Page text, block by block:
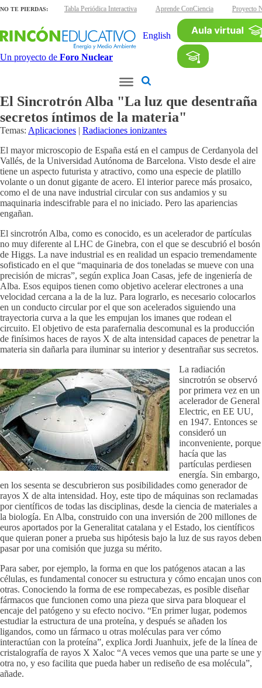
NO TE PIERDAS:
interactivas Tabla Periódica Interactiva Aprende ConCiencia Proyecto
Un proyecto de Foro Nuclear
English
El Sincrotrón Alba "La luz que desentraña
secretos íntimos de la materia"
Temas: Aplicaciones | Radiaciones ionizantes
El mayor microscopio de España está en el campus de Cerdanyola del
Vallés, de la Universidad Autónoma de Barcelona. Visto desde el aire
tiene un aspecto futurista y atractivo, como una especie de platillo
volante o un donut gigante de acero. El interior parece más prosaico,
como el de una nave industrial circular con sus andamios y su
maquinaria indescifrable para el no iniciado. Pero las apariencias
engañan.
El sincrotrón Alba, como es conocido, es un acelerador de partículas
no muy diferente al LHC de Ginebra, con el que se descubrió el bosón
de Higgs. La nave industrial es en realidad un espacio tremendamente
sofisticado en el que “maquinaria de dos toneladas se mueve con una
precisión de micras”, según explica Joan Casas, jefe de ingeniería de
Alba. Esos equipos tienen como objetivo acelerar electrones a una
velocidad cercana a la de la luz. Para lograrlo, es necesario colocarlos
en un conducto circular por el que son acelerados siguiendo una
trayectoria curva a la que les empujan los imanes que rodean el
circuito. El objetivo de esta parafernalia descomunal es la producción
de finísimos haces de rayos X de alta intensidad capaces de penetrar la
materia sin dañarla para iluminar su interior y desentrañar sus secretos.
La radiación
sincrotrón se observó
por primera vez en un
acelerador de General
Electric, en EE UU,
en 1947. Entonces se
consideró un
inconveniente, porque
hacía que las
partículas perdiesen
energía. Sin embargo,
en los sesenta se descubrieron sus posibilidades como generador de
rayos X de alta intensidad. Hoy, este tipo de máquinas son reclamadas
por científicos de todas las disciplinas, desde la ciencia de materiales a
la biología. En Alba, construido con una inversión de 200 millones de
euros aportados por la Generalitat catalana y el Estado, los científicos
que quieran poner a prueba sus hipótesis bajo la luz de sus rayos deben
pasar por una comisión que juzga su mérito.
Para saber, por ejemplo, la forma en que los patógenos atacan a las
células, es fundamental conocer su estructura y cómo encajan unos con
otras. Conociendo la forma de ese rompecabezas, es posible diseñar
fármacos que funcionen como una pieza que sirva para bloquear el
encaje del patógeno y su efecto nocivo. “En primer lugar, podemos
estudiar la estructura de una proteína, y después se añaden los
ligandos, como un fármaco u otras moléculas para ver cómo
interactúan con la proteína”, explica Jordi Juanhuix, jefe de la línea de
cristalografía de rayos X Xaloc “A veces vemos que una parte se une y
otra no, y eso facilita que pueda haber un rediseño de esa molécula”,
añade.